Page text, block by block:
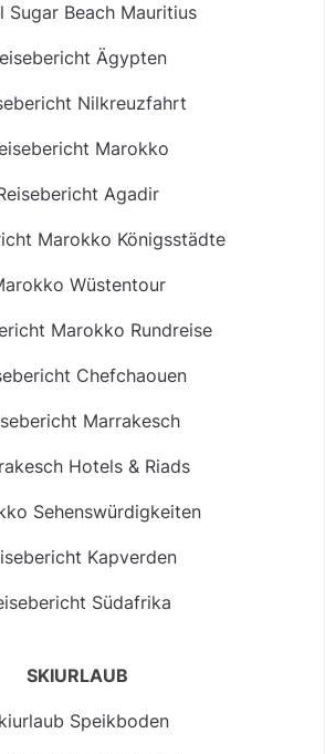
Sugar Beach Mauritius
Ägypten
Nilkreuzfahrt
Marokko
Agadir
Marokko Königsstädte
Wüstentour
Marokko Rundreise
Chefchaouen
Marrakesch
Hotels & Riads
Sehenswürdigkeiten
Kapverden
Südafrika
SKIURLAUB
Speikboden